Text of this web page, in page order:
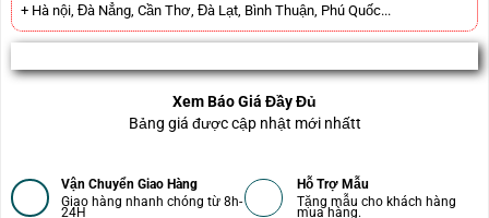
+ Hà nội, Đà Nẳng, Cần Thơ, Đà Lạt, Bình Thuận, Phú Quốc...
Xem Báo Giá Đầy Đủ
Bảng giá được cập nhật mới nhấtt
Vận Chuyển Giao Hàng
Giao hàng nhanh chóng từ 8h-
24H
Hỗ Trợ Mẫu
Tặng mẫu cho khách hàng
mua hàng.